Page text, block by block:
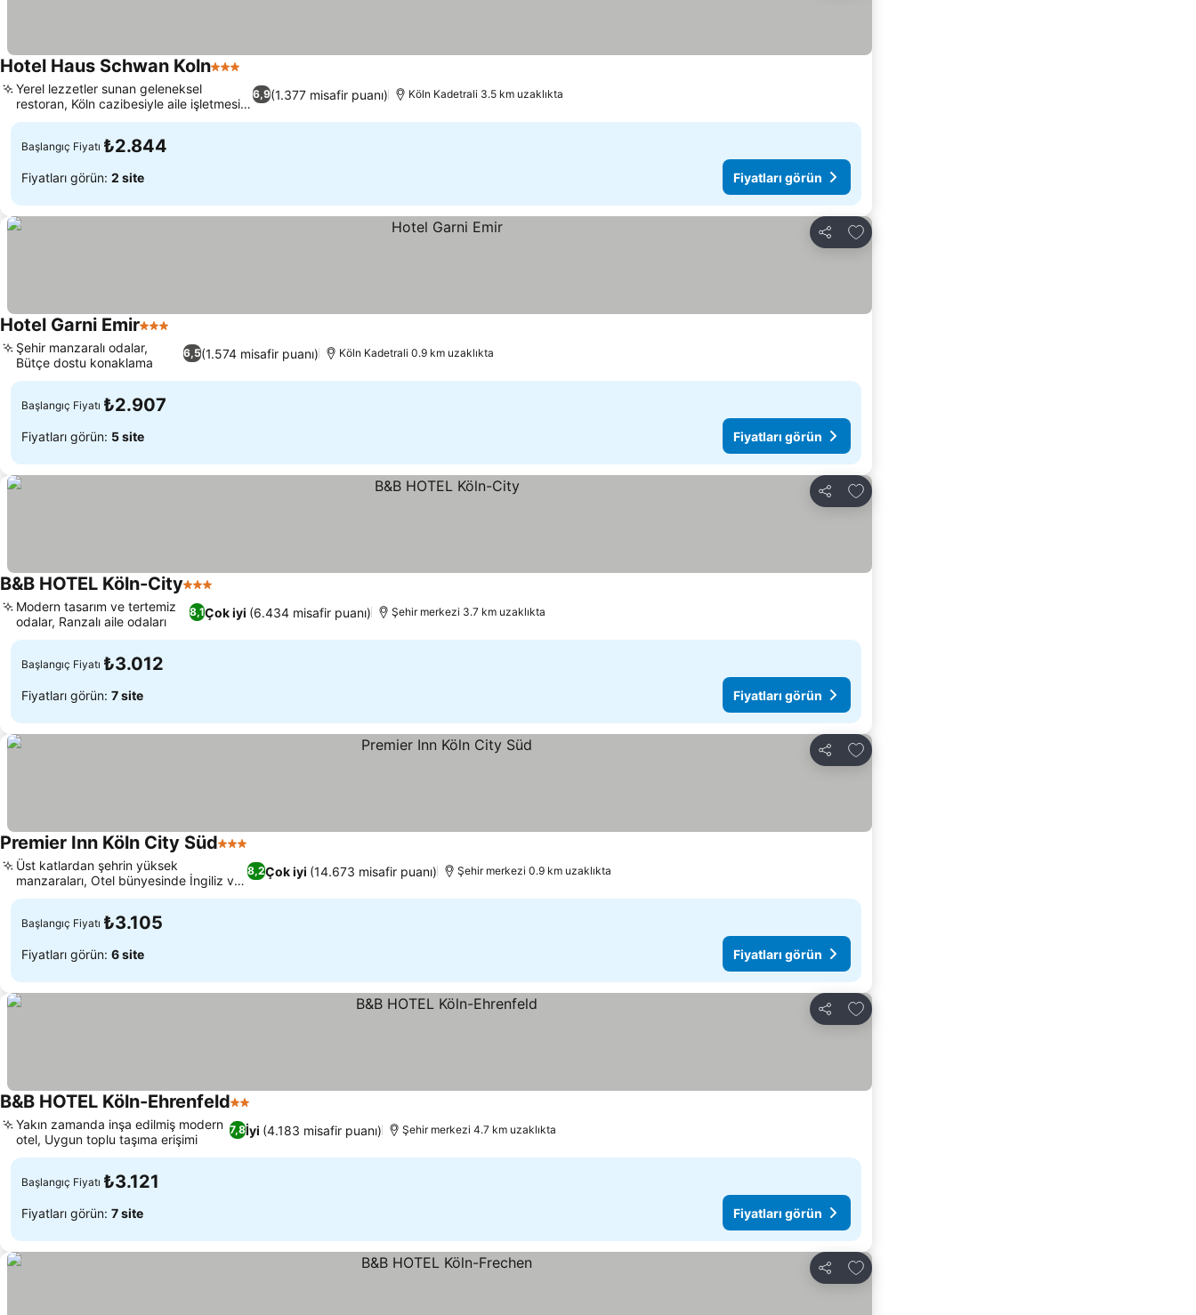
Hotel Haus Schwan Koln3 Yıldız
6,9(1.377 misafir puanı)
Yerel lezzetler sunan geleneksel
restoran, Köln cazibesiyle aile işletmesi
otel
Köln Kadetrali 3.5 km uzaklıkta
Başlangıç Fiyatı ₺2.844
Fiyatları görün: 2 site Fiyatları görün
Paylaş
Favorilerime ekle
Hotel Garni Emir3 Yıldız
6,5(1.574 misafir puanı)
Şehir manzaralı odalar,
Bütçe dostu konaklama
Köln Kadetrali 0.9 km uzaklıkta
Başlangıç Fiyatı ₺2.907
Fiyatları görün: 5 site Fiyatları görün
Paylaş
Favorilerime ekle
B&B HOTEL Köln-City3 Yıldız
8,1Çok iyi (6.434 misafir puanı)
Modern tasarım ve tertemiz
odalar, Ranzalı aile odaları
Şehir merkezi 3.7 km uzaklıkta
Başlangıç Fiyatı ₺3.012
Fiyatları görün: 7 site Fiyatları görün
Paylaş
Favorilerime ekle
Premier Inn Köln City Süd3 Yıldız
8,2Çok iyi (14.673 misafir puanı)
Üst katlardan şehrin yüksek
manzaraları, Otel bünyesinde İngiliz ve
pizza restoranı
Şehir merkezi 0.9 km uzaklıkta
Başlangıç Fiyatı ₺3.105
Fiyatları görün: 6 site Fiyatları görün
Paylaş
Favorilerime ekle
B&B HOTEL Köln-Ehrenfeld2 Yıldız
7,8İyi (4.183 misafir puanı)
Yakın zamanda inşa edilmiş modern
otel, Uygun toplu taşıma erişimi
Şehir merkezi 4.7 km uzaklıkta
Başlangıç Fiyatı ₺3.121
Fiyatları görün: 7 site Fiyatları görün
Paylaş
Favorilerime ekle